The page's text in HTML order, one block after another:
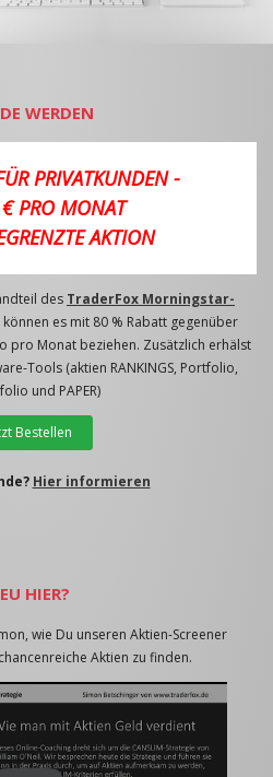
WERDEN
PRIVATKUNDEN -
PRO MONAT
AKTION
des TraderFox Morningstar-
es mit 80 % Rabatt gegenüber
pro Monat beziehen. Zusätzlich erhälst
Tools (aktien RANKINGS, Portfolio,
und PAPER)
Bestellen
Hier informieren
HIER?
wie Du unseren Aktien-Screener
Aktien zu finden.